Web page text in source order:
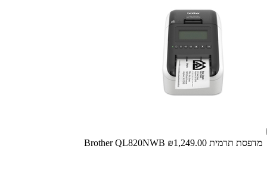
מדפסת ‏תרמית Brother QL820NWB ₪1,249.00